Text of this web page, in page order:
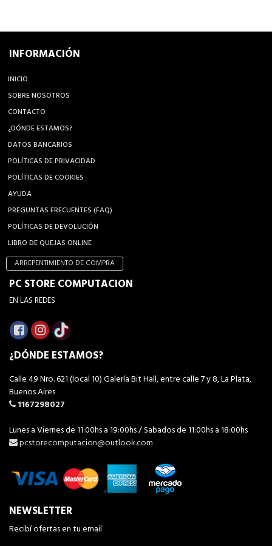
INFORMACIÓN
INICIO
SOBRE NOSOTROS
CONTACTO
¿DÓNDE ESTAMOS?
DATOS BANCARIOS
POLÍTICAS DE PRIVACIDAD
POLÍTICAS DE COOKIES
AYUDA
PREGUNTAS FRECUENTES (FAQ)
POLÍTICAS DE DEVOLUCIÓN
LIBRO DE QUEJAS ONLINE
ARREPENTIMIENTO DE COMPRA
PC STORE COMPUTACION
EN LAS REDES
¿DÓNDE ESTAMOS?
Calle 49 Nro. 621 (local 10) Galería Bit Hall, entre calle 7 y 8, La Plata,
Buenos Aires
1167298027
Lunes a Viernes de 11:00hs a 19:00hs / Sabados de 11:00hs a 18:00hs
pcstorecomputacion@outlook.com
NEWSLETTER
Recibí ofertas en tu email